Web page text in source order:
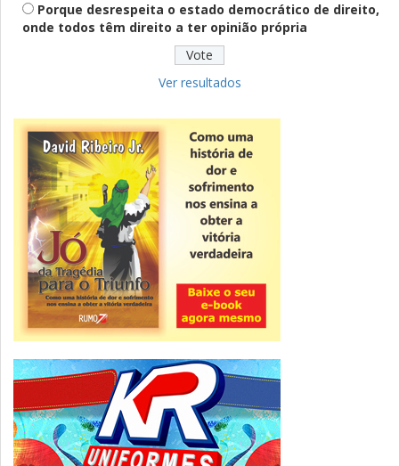
Fies: pré-selecionados têm até terça
para complementar informações
Novidade
CNPJ alfanumérico começa a ser emitido
nesta sexta
ver todas »
Porque desrespeita o estado democrático de direito,
onde todos têm direito a ter opinião própria
Ver resultados